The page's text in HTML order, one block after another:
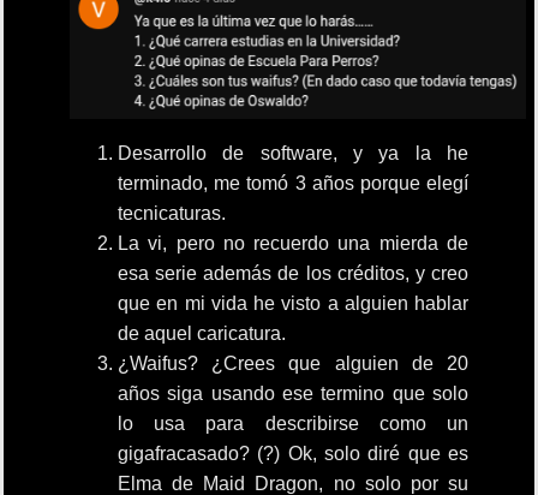
Desarrollo de software, y ya la he
terminado, me tomó 3 años porque elegí
tecnicaturas.
La vi, pero no recuerdo una mierda de
esa serie además de los créditos, y creo
que en mi vida he visto a alguien hablar
de aquel caricatura.
¿Waifus? ¿Crees que alguien de 20
años siga usando ese termino que solo
lo usa para describirse como un
gigafracasado? (?) Ok, solo diré que es
Elma de Maid Dragon, no solo por su